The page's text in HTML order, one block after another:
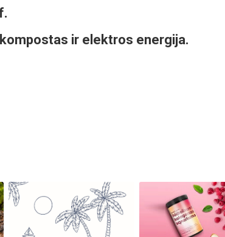
ir elektros energija.